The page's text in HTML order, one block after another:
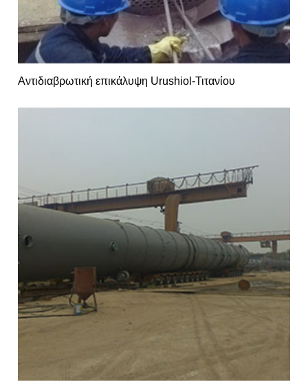
Αντιδιαβρωτική επικάλυψη Urushiol-Τιτανίου